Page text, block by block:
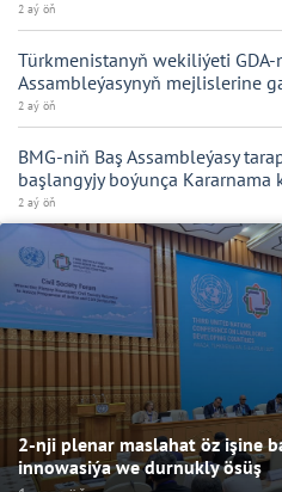
2 aý öň
Türkmenistanyň wekiliýeti GDA-
Assambleýasynyň mejlislerine
2 aý öň
BMG-niň Baş Assambleýasy
başlangyjy boýunça Kararnama
2 aý öň
2-nji plenar maslahat öz işine
innowasiýa we durnukly ösüş